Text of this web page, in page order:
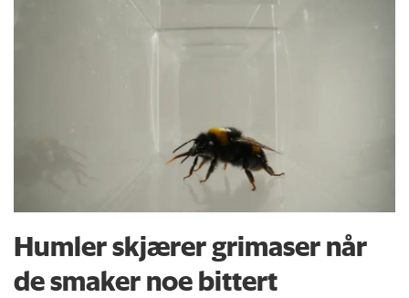
Humler skjærer grimaser når
de smaker noe bittert